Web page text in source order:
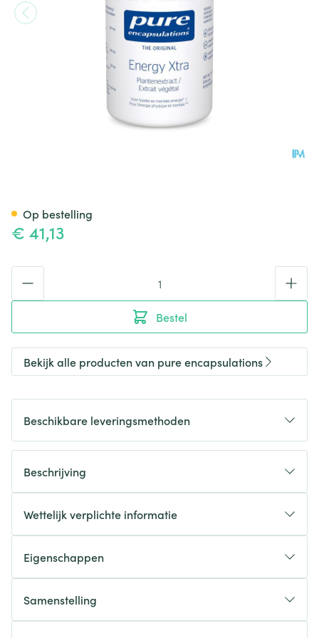
€ 41,13
Bestel
Op bestelling
Bekijk alle producten van pure encapsulations
Beschikbare leveringsmethoden
Beschrijving
Wettelijk verplichte informatie
Eigenschappen
Samenstelling